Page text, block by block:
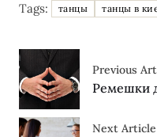
Tags: танцы танцы в
Previous
Ремешки
Next Article